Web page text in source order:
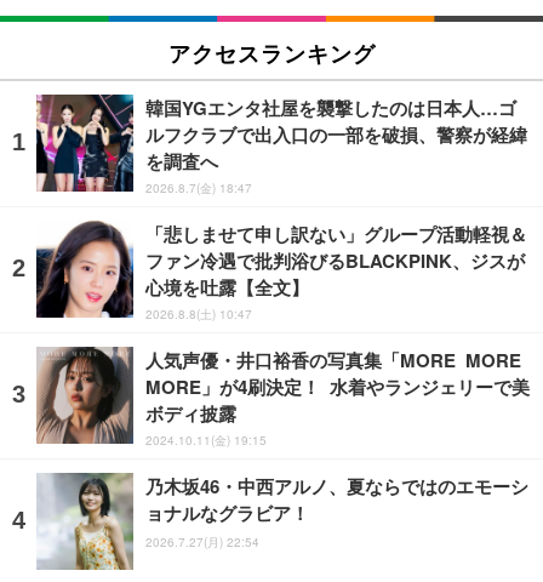
アクセスランキング
韓国YGエンタ社屋を襲撃したのは日本人…ゴ
ルフクラブで出入口の一部を破損、警察が経緯
を調査へ
2026.8.7(金) 18:47
「悲しませて申し訳ない」グループ活動軽視＆
ファン冷遇で批判浴びるBLACKPINK、ジスが
心境を吐露【全文】
2026.8.8(土) 10:47
人気声優・井口裕香の写真集「MORE MORE
MORE」が4刷決定！ 水着やランジェリーで美
ボディ披露
2024.10.11(金) 19:15
乃木坂46・中西アルノ、夏ならではのエモーシ
ョナルなグラビア！
2026.7.27(月) 22:54